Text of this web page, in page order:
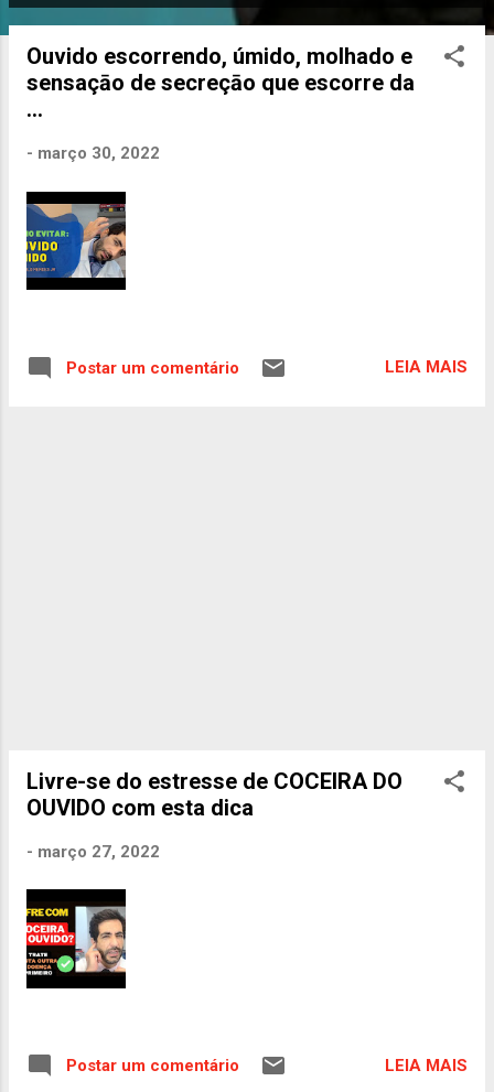
o
Ouvido escorrendo, úmido, molhado e
sensaçāo de secreçāo que escorre da
...
- março 30, 2022
Postar um comentário LEIA MAIS
Livre-se do estresse de COCEIRA DO
OUVIDO com esta dica
- março 27, 2022
Postar um comentário LEIA MAIS